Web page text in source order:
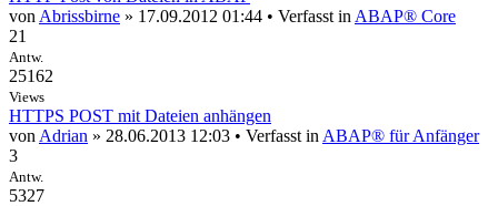
von Abrissbirne » 17.09.2012 01:44 • Verfasst in ABAP® Core
21
Antw.
25162
Views
HTTPS POST mit Dateien anhängen
von Adrian » 28.06.2013 12:03 • Verfasst in ABAP® für Anfänger
3
Antw.
5327